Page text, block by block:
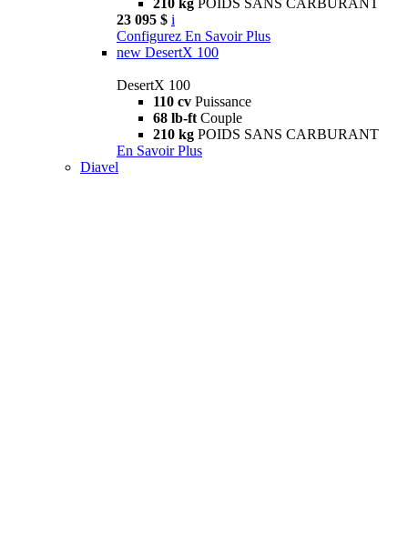
210 kg POIDS SANS CARBURANT
23 095 $ i
Configurez En Savoir Plus
new DesertX 100
DesertX 100
110 cv Puissance
68 lb-ft Couple
210 kg POIDS SANS CARBURANT
En Savoir Plus
Diavel